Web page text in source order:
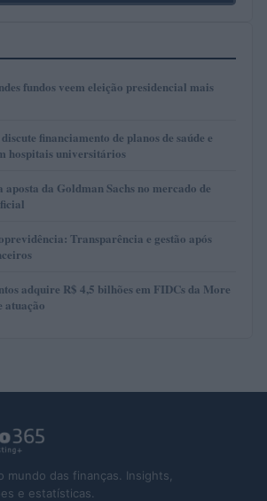
fundos veem eleição presidencial mais
financiamento de planos de saúde e
hospitais universitários
da Goldman Sachs no mercado de
Transparência e gestão após
adquire R$ 4,5 bilhões em FIDCs da More
atuação
mundo das finanças. Insights,
e estatísticas.